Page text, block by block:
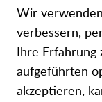
Über uns
Wir
verbessern,
Ihre
aufgeführten
akzeptieren,